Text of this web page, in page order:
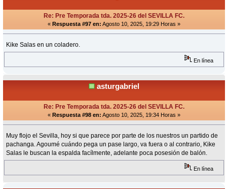
Re: Pre Temporada tda. 2025-26 del SEVILLA FC.
« Respuesta #97 en: Agosto 10, 2025, 19:29 Horas »
Kike Salas en un coladero.
En línea
asturgabriel
Re: Pre Temporada tda. 2025-26 del SEVILLA FC.
« Respuesta #98 en: Agosto 10, 2025, 19:34 Horas »
Muy flojo el Sevilla, hoy si que parece por parte de los nuestros un partido de
pachanga. Agoumé cuándo pega un pase largo, va fuera o al contrario, Kike
Salas le buscan la espalda facílmente, adelante poca posesión de balón.
En línea